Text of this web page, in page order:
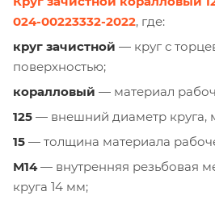
024-00223332-2022, где:
круг зачистной — круг с
поверхностью;
коралловый — материал
125 — внешний диаметр круга,
15 — толщина материала
М14— внутренняя резьбовая
круга 14 мм;